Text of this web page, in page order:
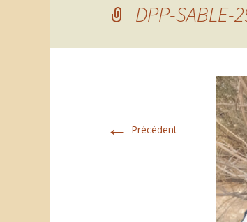
DPP-SABLE-
← Précédent